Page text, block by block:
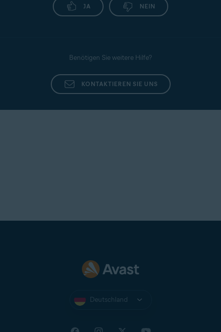
JA NEIN
Benötigen Sie weitere Hilfe?
KONTAKTIEREN SIE UNS
Deutschland